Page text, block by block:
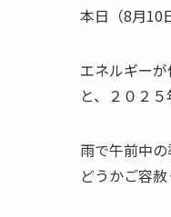
本日（8月10
エネルギー
と、２０２
雨で午前中
どうかご容